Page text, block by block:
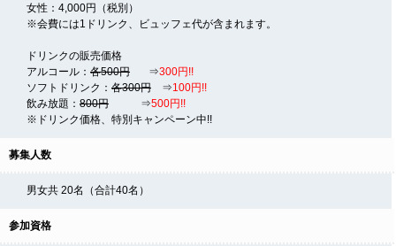
女性：4,000円（税別）
※会費には1ドリンク、ビュッフェ代が含まれます。
ドリンクの販売価格
アルコール： 各500円 ⇒300円!!
ソフトドリンク： 各300円 ⇒100円!!
飲み放題： 800円 ⇒500円!!
※ドリンク価格、特別キャンペーン中!!
募集人数
男女共 20名（合計40名）
参加資格